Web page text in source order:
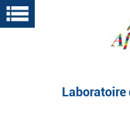
Aller
au
Laboratoire